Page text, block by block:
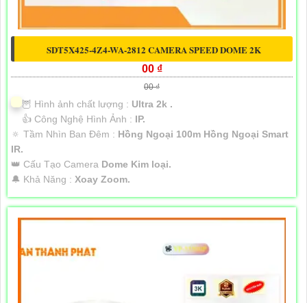
SDT5X425-4Z4-WA-2812 CAMERA SPEED DOME 2K
00 ₫
00 ₫
🦉 Hình ảnh chất lượng : Ultra 2k .
👍 Công Nghệ Hình Ảnh : IP.
🔅 Tầm Nhìn Ban Đêm : Hồng Ngoại 100m Hồng Ngoại Smart
IR.
👑 Cấu Tạo Camera Dome Kim loại.
️🔔 Khả Năng : Xoay Zoom.